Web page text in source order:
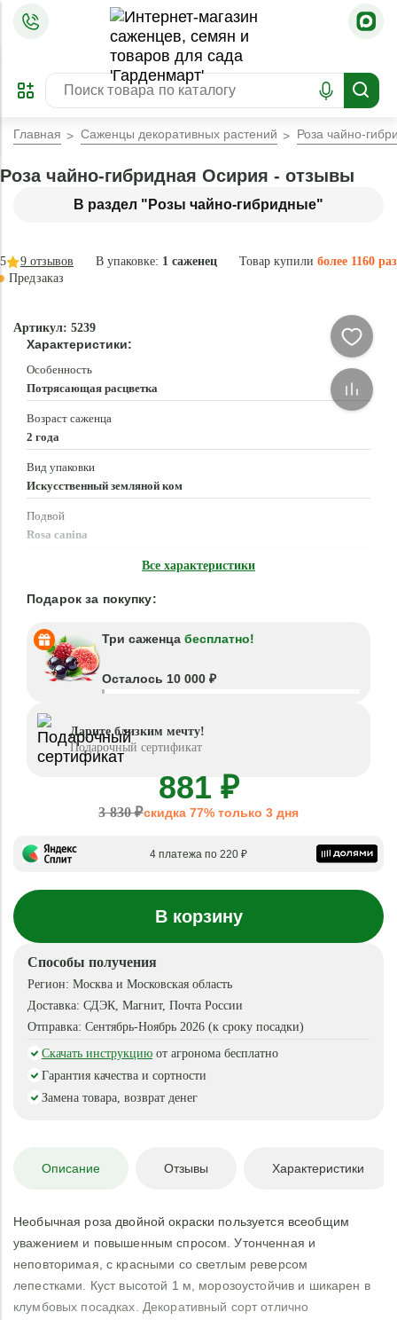
ПРЕДЗАКАЗ
ЗАБРОНИРОВАТЬ
ЛУЧШЕЕ
Главная Саженцы декоративных растений Роза чайно-
В раздел "Розы чайно-гибридные"
Роза чайно-гибридная Осирия - отзывы
В упаковке: 1 саженец Товар купили более 1160 раз
5 9 отзывов
Предзаказ
Артикул: 5239
Характеристики:
Особенность
Потрясающая расцветка
Возраст саженца
2 года
Вид упаковки
Искусственный земляной ком
Подвой
Rosa canina
Все характеристики
Подарок за покупку:
Три саженца бесплатно!
Осталось 10 000 ₽
Дарите близким мечту!
Подарочный сертификат
881 ₽
3 830 ₽скидка 77% только 3 дня
4 платежа по 220 ₽
В корзину
Способы получения
Регион: Москва и Московская область
Доставка: СДЭК, Магнит, Почта России
Отправка: Сентябрь-Ноябрь 2026 (к сроку посадки)
Скачать инструкцию от агронома бесплатно
Гарантия качества и сортности
Замена товара, возврат денег
Описание Отзывы Характеристики
Необычная роза двойной окраски пользуется всеобщим
уважением и повышенным спросом. Утонченная и
неповторимая, с красными со светлым реверсом
лепестками. Куст высотой 1 м, морозоустойчив и шикарен в
клумбовых посадках. Декоративный сорт отлично